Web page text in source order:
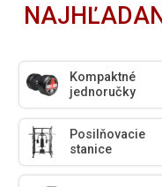
Kompaktné
jednoručky
Posilňovacie
stanice